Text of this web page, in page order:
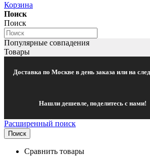
Корзина
Поиск
Поиск
Популярные совпадения
Товары
Доставка по Москве в день заказа или на
Нашли дешевле, поделитесь с нами!
Расширенный поиск
Поиск
Сравнить товары